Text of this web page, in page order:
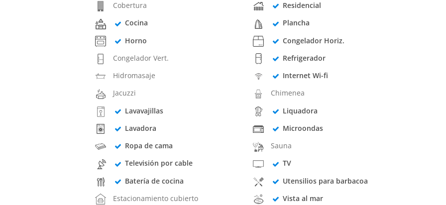
Cobertura
Residencial
Cocina
Plancha
Horno
Congelador Horiz.
Congelador Vert.
Refrigerador
Hidromasaje
Internet Wi-fi
Jacuzzi
Chimenea
Lavavajillas
Liquadora
Lavadora
Microondas
Ropa de cama
Sauna
Televisión por cable
TV
Batería de cocina
Utensilios para barbacoa
Estacionamiento cubierto
Vista al mar